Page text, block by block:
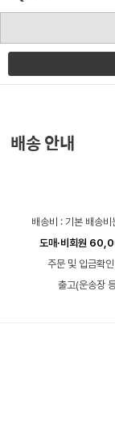
배송 안내
배송비 : 기본 배송비
도매·비회원
주문 및 입금확
출고(운송장